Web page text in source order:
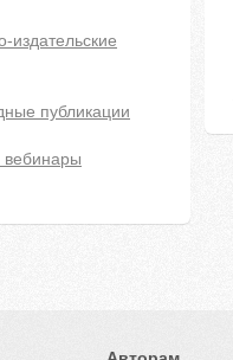
издательские
публикации
вебинары